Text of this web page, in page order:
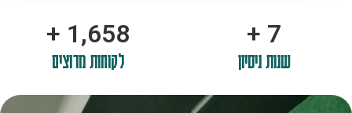
10
+
שנות ניסיון
2,100
+
לקוחות מרוצים